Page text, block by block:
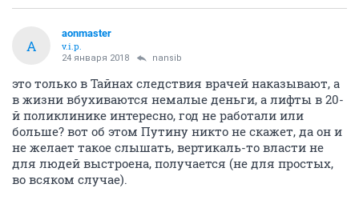
A
aonmaster
v.i.p.
24 января 2018 nansib
это только в Тайнах следствия врачей наказывают, а
в жизни вбухиваются немалые деньги, а лифты в 20-
й поликлинике интересно, год не работали или
больше? вот об этом Путину никто не скажет, да он и
не желает такое слышать, вертикаль-то власти не
для людей выстроена, получается (не для простых,
во всяком случае).